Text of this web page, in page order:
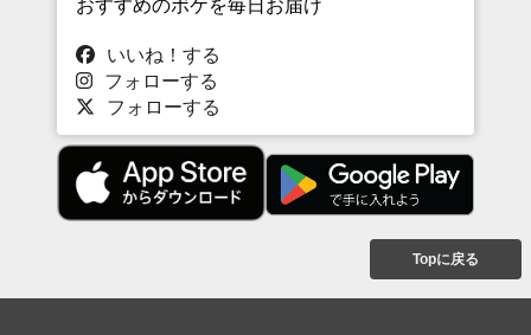
おすすめのボケを毎日お届け
いいね！する
フォローする
フォローする
Topに戻る